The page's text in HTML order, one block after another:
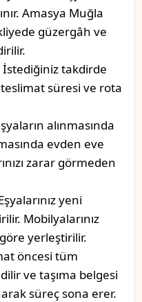
Amasya Muğla
güzergâh ve
İstediğiniz takdirde
süresi ve rota
alınmasında
evden eve
zarar görmeden
yeni
Mobilyalarınız
yerleştirilir.
öncesi tüm
ve taşıma belgesi
süreç sona erer.